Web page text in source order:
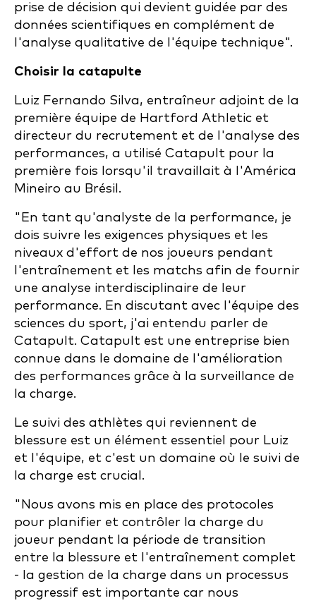
prise de décision qui devient guidée par des
données scientifiques en complément de
l'analyse qualitative de l'équipe technique".
Choisir la catapulte
Luiz Fernando Silva, entraîneur adjoint de la
première équipe de Hartford Athletic et
directeur du recrutement et de l'analyse des
performances, a utilisé Catapult pour la
première fois lorsqu'il travaillait à l'América
Mineiro au Brésil.
"En tant qu'analyste de la performance, je
dois suivre les exigences physiques et les
niveaux d'effort de nos joueurs pendant
l'entraînement et les matchs afin de fournir
une analyse interdisciplinaire de leur
performance. En discutant avec l'équipe des
sciences du sport, j'ai entendu parler de
Catapult. Catapult est une entreprise bien
connue dans le domaine de l'amélioration
des performances grâce à la surveillance de
la charge.
Le suivi des athlètes qui reviennent de
blessure est un élément essentiel pour Luiz
et l'équipe, et c'est un domaine où le suivi de
la charge est crucial.
"Nous avons mis en place des protocoles
pour planifier et contrôler la charge du
joueur pendant la période de transition
entre la blessure et l'entraînement complet
- la gestion de la charge dans un processus
progressif est importante car nous